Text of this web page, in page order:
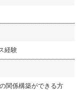
経験
関係構築ができる方